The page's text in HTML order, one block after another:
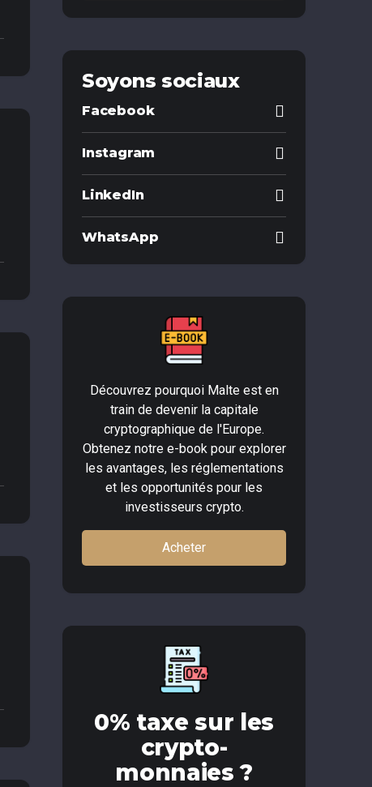
Soyons sociaux
Facebook
Instagram
LinkedIn
WhatsApp
Découvrez pourquoi Malte est en
train de devenir la capitale
cryptographique de l'Europe.
Obtenez notre e-book pour explorer
les avantages, les réglementations
et les opportunités pour les
investisseurs crypto.
Acheter
0% taxe sur les
crypto-
monnaies ?